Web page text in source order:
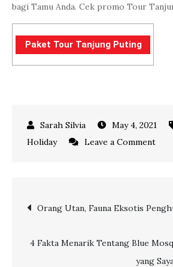
bagi Tamu Anda. Cek promo Tour
Paket Tour Tanjung Puting
May 4, 2021
Holiday
Leave a Commenton
Post
navigation
Orang Utan, Fauna Eksotis
4 Fakta Menarik Tentang Blue
yang